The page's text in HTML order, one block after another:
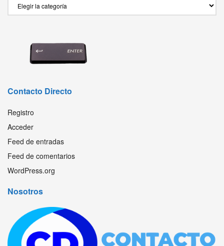
Contacto Directo
Registro
Acceder
Feed de entradas
Feed de comentarios
WordPress.org
Nosotros